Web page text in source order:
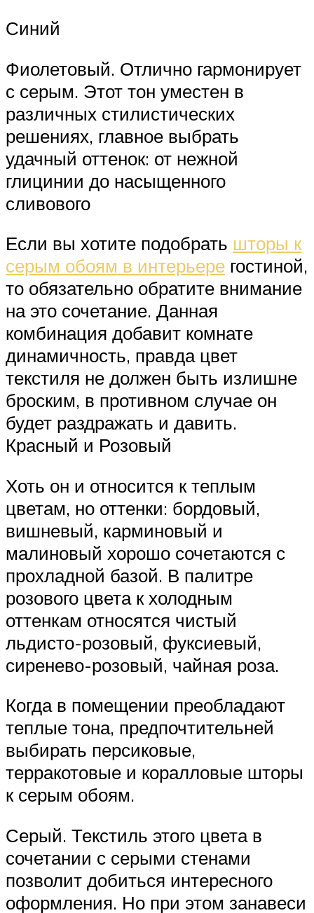
Синий
Фиолетовый. Отлично гармонирует
с серым. Этот тон уместен в
различных стилистических
решениях, главное выбрать
удачный оттенок: от нежной
глицинии до насыщенного
сливового
Если вы хотите подобрать шторы к
серым обоям в интерьере гостиной,
то обязательно обратите внимание
на это сочетание. Данная
комбинация добавит комнате
динамичность, правда цвет
текстиля не должен быть излишне
броским, в противном случае он
будет раздражать и давить.
Красный и Розовый
Хоть он и относится к теплым
цветам, но оттенки: бордовый,
вишневый, карминовый и
малиновый хорошо сочетаются с
прохладной базой. В палитре
розового цвета к холодным
оттенкам относятся чистый
льдисто-розовый, фуксиевый,
сиренево-розовый, чайная роза.
Когда в помещении преобладают
теплые тона, предпочтительней
выбирать персиковые,
терракотовые и коралловые шторы
к серым обоям.
Серый. Текстиль этого цвета в
сочетании с серыми стенами
позволит добиться интересного
оформления. Но при этом занавеси